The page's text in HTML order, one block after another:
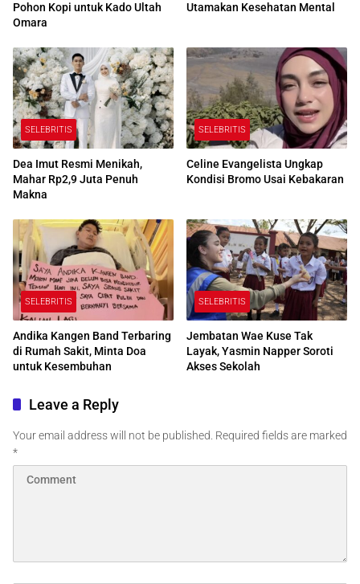
Pohon Kopi untuk Kado Ultah
Omara
Utamakan Kesehatan Mental
SELEBRITIS
Dea Imut Resmi Menikah,
Mahar Rp2,9 Juta Penuh
Makna
SELEBRITIS
Celine Evangelista Ungkap
Kondisi Bromo Usai Kebakaran
SELEBRITIS
Andika Kangen Band Terbaring
di Rumah Sakit, Minta Doa
untuk Kesembuhan
SELEBRITIS
Jembatan Wae Kuse Tak
Layak, Yasmin Napper Soroti
Akses Sekolah
Leave a Reply
Your email address will not be published. Required fields are marked
*